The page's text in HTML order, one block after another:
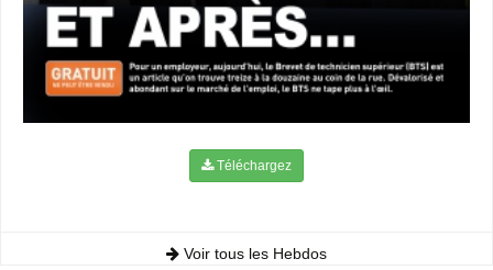
Téléchargez
Voir tous les Hebdos